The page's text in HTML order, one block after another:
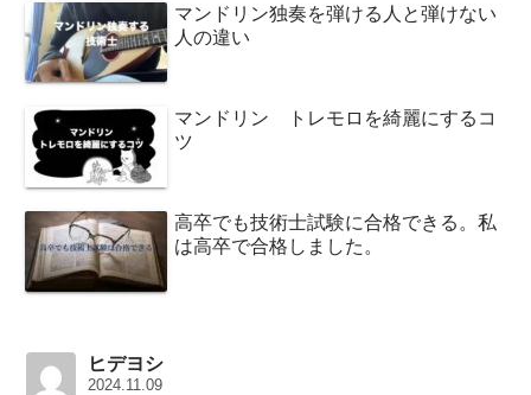
マンドリン独奏を弾ける人と弾けない
人の違い
マンドリン トレモロを綺麗にするコ
ツ
高卒でも技術士試験に合格できる。私
は高卒で合格しました。
ヒデヨシ
2024.11.09